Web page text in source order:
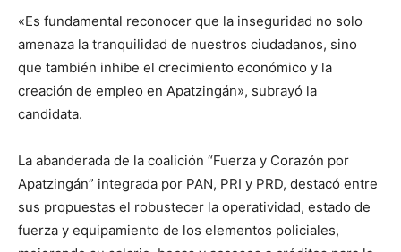
«Es fundamental reconocer que la inseguridad no solo
amenaza la tranquilidad de nuestros ciudadanos, sino
que también inhibe el crecimiento económico y la
creación de empleo en Apatzingán», subrayó la
candidata.
La abanderada de la coalición “Fuerza y Corazón por
Apatzingán” integrada por PAN, PRI y PRD, destacó entre
sus propuestas el robustecer la operatividad, estado de
fuerza y equipamiento de los elementos policiales,